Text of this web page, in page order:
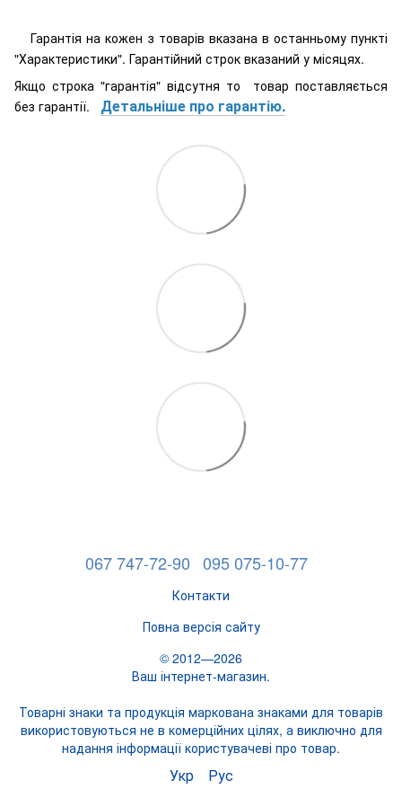
Гарантія на кожен з товарів вказана в останньому пункті
"Характеристики". Гарантійний строк вказаний у місяцях.
Якщо строка "гарантія" відсутня то товар поставляється
без гарантії. Детальніше про гарантію.
067 747-72-90 095 075-10-77
Контакти
Повна версія сайту
© 2012—2026
Ваш інтернет-магазин.
Товарні знаки та продукція маркована знаками для товарів
використовуються не в комерційних цілях, а виключно для
надання інформації користувачеві про товар.
Укр Рус